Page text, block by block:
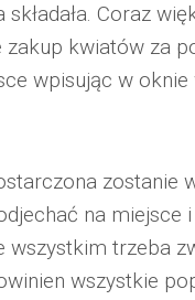
Coraz
kwiatów za
wpisując w oknie
zostanie
na miejsce
trzeba
wszystkie